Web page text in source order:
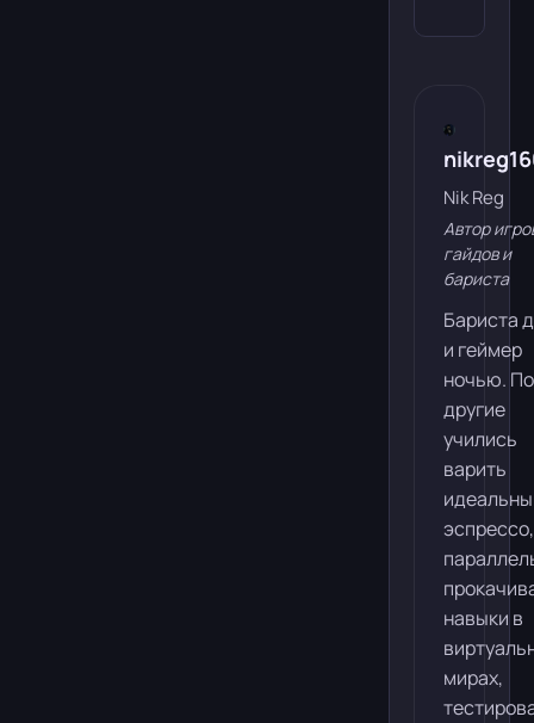
Nik Reg
Автор
гайдов и
бариста
Бариста
и геймер
ночью.
другие
учились
варить
навыки в
мирах,